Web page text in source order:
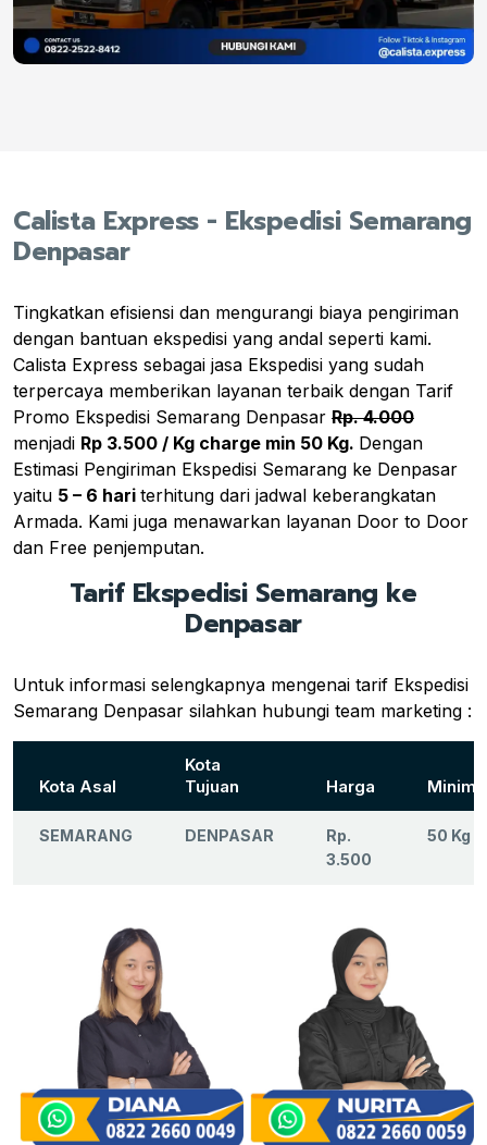
Calista Express - Ekspedisi Semarang
Denpasar
Tingkatkan efisiensi dan mengurangi biaya pengiriman
dengan bantuan ekspedisi yang andal seperti kami.
Calista Express sebagai jasa Ekspedisi yang sudah
terpercaya memberikan layanan terbaik dengan Tarif
Promo Ekspedisi Semarang Denpasar Rp. 4.000
menjadi Rp 3.500 / Kg charge min 50 Kg. Dengan
Estimasi Pengiriman Ekspedisi Semarang ke Denpasar
yaitu 5 – 6 hari terhitung dari jadwal keberangkatan
Armada. Kami juga menawarkan layanan Door to Door
dan Free penjemputan.
Tarif Ekspedisi Semarang ke
Denpasar
Untuk informasi selengkapnya mengenai tarif Ekspedisi
Semarang Denpasar silahkan hubungi team marketing :
Kota Asal
Kota
Tujuan
Harga
SEMARANG DENPASAR
Rp.
3.500
50 Kg